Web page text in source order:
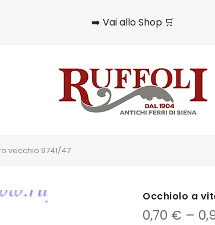
➡️ Vai allo Shop 🛒
vecchio 9741/47
Occhiolo a
0,70 € –